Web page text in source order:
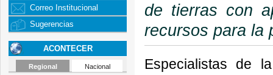
Correo Institucional
Sugerencias
ACONTECER
Regional Nacional
de tierras con
recursos para la
Especialistas de